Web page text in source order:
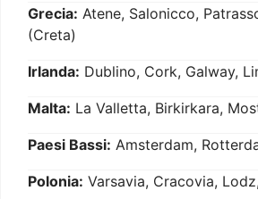
Grecia: Atene, Salonicco,
(Creta)
Irlanda: Dublino, Cork, Galway,
Malta: La Valletta, Birkirkara,
Paesi Bassi: Amsterdam,
Polonia: Varsavia, Cracovia,